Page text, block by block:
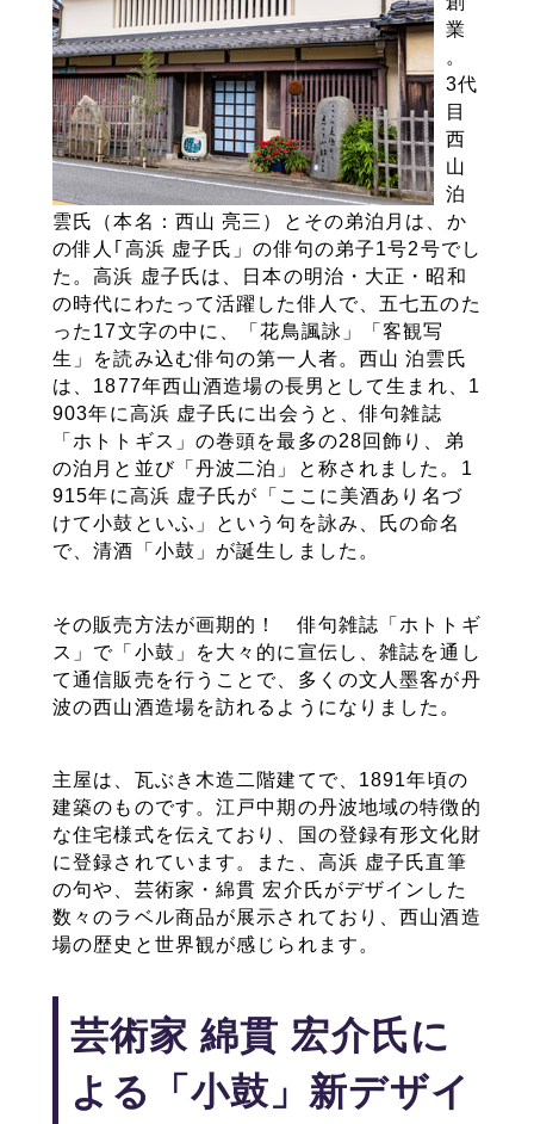
業
。
3代
目
西
山
泊
雲氏（本名：西山 亮三）とその弟泊月は、か
の俳人｢高浜 虚子氏」の俳句の弟子1号2号でし
た。高浜 虚子氏は、日本の明治・大正・昭和
の時代にわたって活躍した俳人で、五七五のた
った17文字の中に、「花鳥諷詠」「客観写
生」を読み込む俳句の第一人者。西山 泊雲氏
は、1877年西山酒造場の長男として生まれ、1
903年に高浜 虚子氏に出会うと、俳句雑誌
「ホトトギス」の巻頭を最多の28回飾り、弟
の泊月と並び「丹波二泊」と称されました。1
915年に高浜 虚子氏が「ここに美酒あり名づ
けて小鼓といふ」という句を詠み、氏の命名
で、清酒「小鼓」が誕生しました。
その販売方法が画期的！ 俳句雑誌「ホトトギ
ス」で「小鼓」を大々的に宣伝し、雑誌を通し
て通信販売を行うことで、多くの文人墨客が丹
波の西山酒造場を訪れるようになりました。
主屋は、瓦ぶき木造二階建てで、1891年頃の
建築のものです。江戸中期の丹波地域の特徴的
な住宅様式を伝えており、国の登録有形文化財
に登録されています。​また、高浜 虚子氏直筆
の句や、芸術家・綿貫 宏介氏がデザインした
数々のラベル商品が展示されており、西山酒造
場の歴史と世界観が感じられます。
芸術家 綿貫 宏介氏に
よる「小鼓」新デザイ